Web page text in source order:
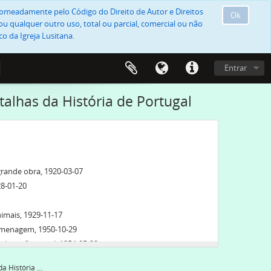
Ok
pelo Código do Direito de Autor e Direitos
qualquer outro uso, total ou parcial, comercial ou não
da Igreja Lusitana.
Entrar
da História de Portugal
obra, 1920-03-07
01-20
1929-11-17
1950-10-29
acção social, 1954-05-22
Conferência sobre batalhas da História de Portugal